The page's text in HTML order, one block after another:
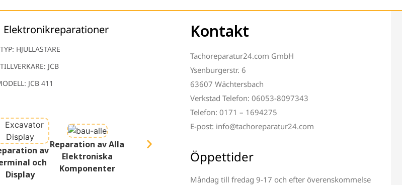
Elektronikreparationer
HJULLASTARE
JCB
JCB 411
av
och
Display
Reparation av Alla
Elektroniska
Komponenter
Kontakt
Tachoreparatur24.com GmbH
Ysenburgerstr. 6
63607 Wächtersbach
Verkstad Telefon: 06053-8097343
Telefon: 0171 – 1694275
E-post: info@tachoreparatur24.com
Öppettider
Måndag till fredag 9-17 och efter överenskommelse